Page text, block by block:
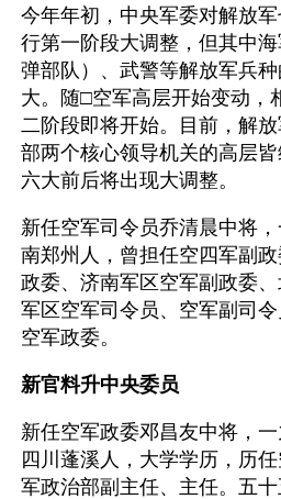
今年年初，中央军委对解放
行第一阶段大调整，但其中
弹部队）、武警等解放军兵
大。随□空军高层开始变动，
二阶段即将开始。目前，解
部两个核心领导机关的高层
六大前后将出现大调整。
新任空军司令员乔清晨中将
南郑州人，曾担任空四军副
政委、济南军区空军副政委
军区空军司令员、空军副司
空军政委。
新官料升中央委员
新任空军政委邓昌友中将，
四川蓬溪人，大学学历，历
军政治部副主任、主任。五